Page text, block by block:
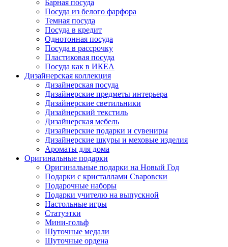
Барная посуда
Посуда из белого фарфора
Темная посуда
Посуда в кредит
Однотонная посуда
Посуда в рассрочку
Пластиковая посуда
Посуда как в ИКЕА
Дизайнерская коллекция
Дизайнерская посуда
Дизайнерские предметы интерьера
Дизайнерские светильники
Дизайнерский текстиль
Дизайнерская мебель
Дизайнерские подарки и сувениры
Дизайнерские шкуры и меховые изделия
Ароматы для дома
Оригинальные подарки
Оригинальные подарки на Новый Год
Подарки с кристаллами Сваровски
Подарочные наборы
Подарки учителю на выпускной
Настольные игры
Статуэтки
Мини-гольф
Шуточные медали
Шуточные ордена